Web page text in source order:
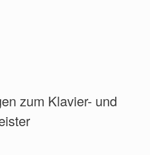
zum Klavier- und